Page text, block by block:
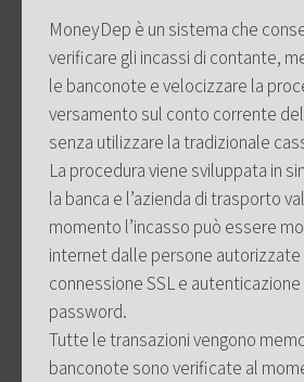
MoneyDep è un sistema che
verificare gli incassi di contante,
le banconote e velocizzare la
versamento sul conto corrente
senza utilizzare la tradizionale
La procedura viene sviluppata in
la banca e l’azienda di trasporto
momento l’incasso può essere
internet dalle persone
connessione SSL e
password.
Tutte le transazioni vengono
banconote sono verificate al